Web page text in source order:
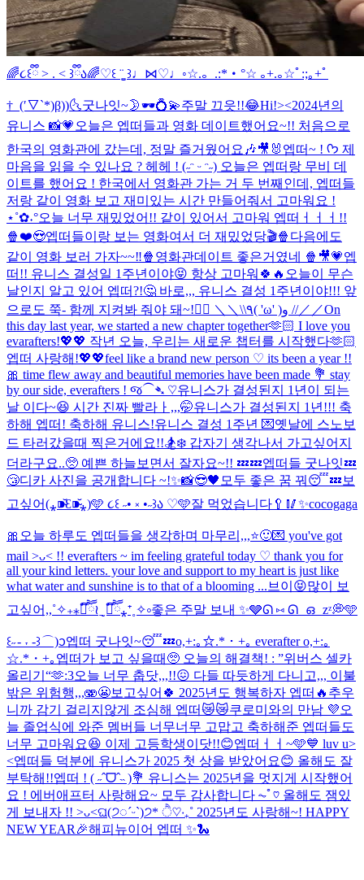
🌈૮꒰ྀི > . < ꒱ྀིა🌈♡꒰ ¨̮͚ ꒱♩⋈♡♩◦☆.。.:*・°☆ ｡+.｡☆ﾟ:;｡+ﾟ
†_(′▽`*)β))🌜굿나잇~🌛🕶️💍💫주말 끄읏!!😂Hi!><2024년의
유니스 📸💗 오늘은 엡떠들과 영화 데이트했어요~!! 처음으로
한국의 영화관에 갔는데, 정말 즐거웠어요🎶🎥🐰 엡떠~ ! ᡣ𐭩 제
마음을 읽을 수 있나요 ? 헤헤 ! (˶ᵔ ᵕ ᵔ˶) 오늘은 엡떠랑 무비 데
이트를 했어요 ! 한국에서 영화관 가는 거 두 번째인데, 엡떠들
저랑 같이 영화 보고 재미있는 시간 만들어줘서 고마워요 !
⋆˚✿˖°오늘 너무 재밌었어!! 같이 있어서 고마워 엡떠ㅓㅓㅓ!!
🍿❤️😍엡떠들이랑 보는 영화여서 더 재밌었당🎬🍿 다음에도
같이 영화 보러 가자~~‼️🍿 영화관데이트 좋은거였네 🍿🎥💗엡
떠!! 유니스 결성일 1주년이야😝 항상 고마워🍀🔥 오늘이 무슨
날인지 알고 있어 엡떠?!🤔 바로,,, 유니스 결성 1주년이야!!! 앞
으로도 쭉- 함께 지켜봐 줘야 돼~!❤️‍🔥 ＼＼\\٩( 'ω' )و //／／On
this day last year, we started a new chapter together🫶🏻 I love you
evarafters!💖💖 작년 오늘, 우리는 새로운 챕터를 시작했다🫶🏻
엡떠 사랑해!💖💖feel like a brand new person ♡ its been a year !!
🎀 time flew away and beautiful memories have been made 💐 stay
by our side, everafters ! જ⁀➴ ♡유니스가 결성된지 1년이 되는
날 이다~😆 시간 진짜 빨라ㅏ,,,🤭유니스가 결성된지 1년!!! 축
하해 엡떠! 축하해 유니스!유니스 결성 1주년 💌옛날에 스노보
드 타러갔을때 찍은거에요!!🏂❄️ 갑자기 생각나서 가고싶어지
더라구요..🥺 예쁜 하늘보면서 잘자요~!! 💤💤엡떠들 굿나잇💤
😴디카 사진을 공개합니다 ~!✨📸😎🖤 모두 좋은 꿈 꿔😴💤 보
고싶어(⁎⁍̴̆Ɛ⁍̴̆⁎)🩵 ૮꒰ ˶• ༝ •˶꒱ა ♡🩵잘 먹었습니다🥄🥢✨cocogaga
🎀 오늘 하루도 엡떠들을 생각하며 마무리,,,⭐️🙂💌 you've got
mail >ᴗ< !! everafters ~ im feeling grateful today ♡ thank you for
all your kind letters. your love and support to my heart is just like
what water and sunshine is to that of a blooming ... 브이😝많이 보
고싶어,,˚✧₊⁎❝᷀ົཽ≀ˍ̮ ❝᷀ົཽ⁎⁺˳✧༚좋은 주말 보내 ✨🩶ᘏ ⑅ ᘏ ഒ zᶻ💭🩵
꒰˶ - ˕ -꒱ ⌒)ᦱ엡떠 굿나잇~😴💤o,+:｡☆.*・+｡ everafter o,+:｡
☆.*・+｡ 엡떠가 보고 싶을때🥺 오늘의 해결책! : ”위버스 셀카
올리기“🫶:3오늘 너무 춥닷,,,!!😖 다들 따듯하게 다니고,,, 이불
밖은 위험행,,,🫨😬보고싶어🍀 2025년도 행복하자 엡떠🔥 추우
니까 감기 걸리지않게 조심해 엡떠😿😿쿠로미와의 만남 💜오
늘 졸업식에 와준 멤버들 너무너무 고맙고 축하해준 엡떠들도
너무 고마워요😆 이제 고등학생이닷!!😊엡떠ㅓㅓ~🩵💙 luv u>
<엡떠들 덕분에 유니스가 2025 첫 상을 받았어요😊 올해도 잘
부탁해!!엡떠 ! ( ˶ˆᗜˆ˵ )💐 유니스는 2025년을 멋지게 시작했어
요 ! 에버애프터 사랑해요~ 모두 감사합니다 ⏦ﾟ♡︎ 올해도 잼있
게 보내자 !! >ᴗ<ଘ(੭◌ˊᵕˋ)੭* ੈ♡‧₊˚ 2025년도 사랑해~! HAPPY
NEW YEAR🎉해피뉴이어 엡떠 ✨🐍